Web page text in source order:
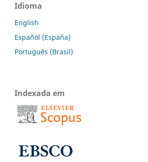
Idioma
English
Español (España)
Português (Brasil)
Indexada em